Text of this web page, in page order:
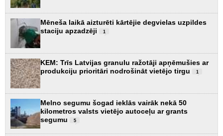
Mēneša laikā aizturēti kārtējie degvielas uzpildes
staciju apzadzēji
1
KEM: Trīs Latvijas granulu ražotāji apņēmušies ar
produkciju prioritāri nodrošināt vietējo tirgu
1
Melno segumu šogad ieklās vairāk nekā 50
kilometros valsts vietējo autoceļu ar grants
segumu
5